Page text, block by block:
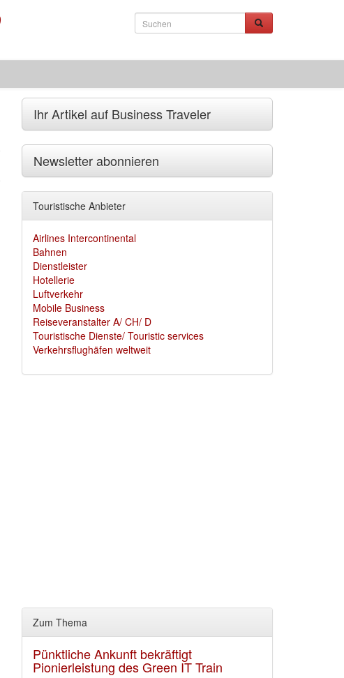
Ihr Artikel auf Business Traveler
Newsletter abonnieren
Touristische Anbieter
Airlines Intercontinental
Bahnen
Dienstleister
Hotellerie
Luftverkehr
Mobile Business
Reiseveranstalter A/ CH/ D
Touristische Dienste/ Touristic services
Verkehrsflughäfen weltweit
Zum Thema
Pünktliche Ankunft bekräftigt
Pionierleistung des Green IT Train